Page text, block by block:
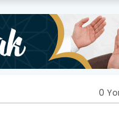
0